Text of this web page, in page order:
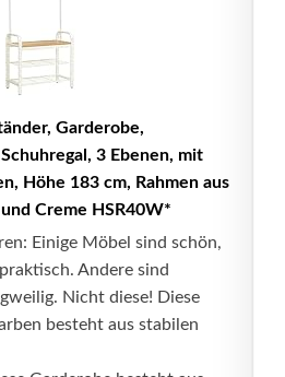
Garderobe,
3 Ebenen, mit
Höhe 183 cm, Rahmen aus
Creme HSR40W*
Einige Möbel sind schön,
Andere sind
Nicht diese! Diese
besteht aus stabilen